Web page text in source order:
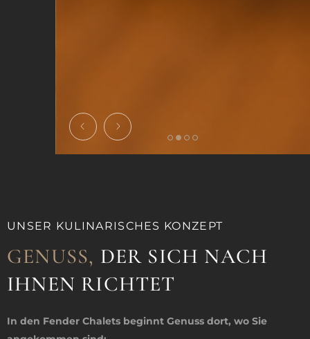
UNSER KULINARISCHES KONZEPT
GENUSS, DER SICH NACH
IHNEN RICHTET
In den Fender Chalets beginnt Genuss dort, wo Sie